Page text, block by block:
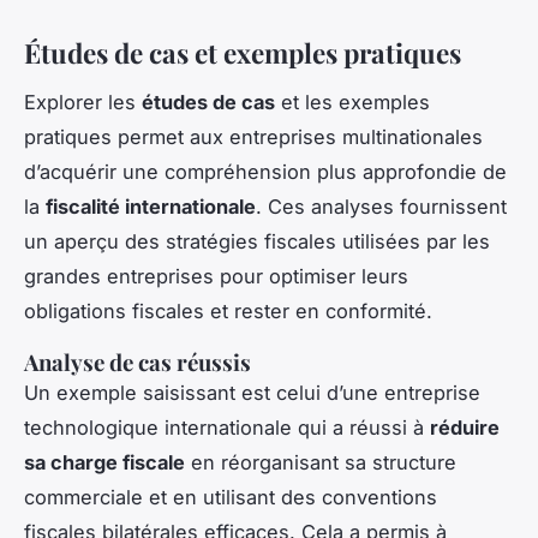
Études de cas et exemples pratiques
Explorer les études de cas et les exemples
pratiques permet aux entreprises multinationales
d’acquérir une compréhension plus approfondie de
la fiscalité internationale. Ces analyses fournissent
un aperçu des stratégies fiscales utilisées par les
grandes entreprises pour optimiser leurs
obligations fiscales et rester en conformité.
Analyse de cas réussis
Un exemple saisissant est celui d’une entreprise
technologique internationale qui a réussi à réduire
sa charge fiscale en réorganisant sa structure
commerciale et en utilisant des conventions
fiscales bilatérales efficaces. Cela a permis à